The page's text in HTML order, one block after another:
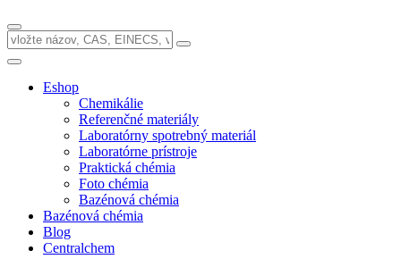
Eshop
Chemikálie
Referenčné materiály
Laboratórny spotrebný materiál
Laboratórne prístroje
Praktická chémia
Foto chémia
Bazénová chémia
Bazénová chémia
Blog
Centralchem